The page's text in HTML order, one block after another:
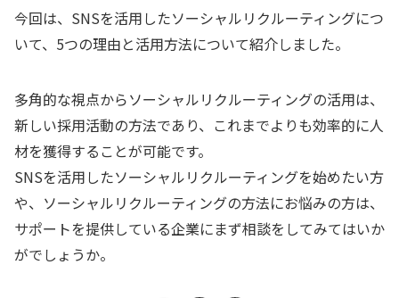
今回は、SNSを活用したソーシャルリクルーティングにつ
いて、5つの理由と活用方法について紹介しました。
多角的な視点からソーシャルリクルーティングの活用は、
新しい採用活動の方法であり、これまでよりも効率的に人
材を獲得することが可能です。
SNSを活用したソーシャルリクルーティングを始めたい方
や、ソーシャルリクルーティングの方法にお悩みの方は、
サポートを提供している企業にまず相談をしてみてはいか
がでしょうか。